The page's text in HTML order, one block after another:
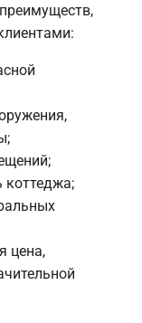
коттеджа;
цена,